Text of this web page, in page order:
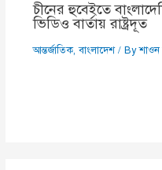
চীনের হুবেইতে
ভিডিও বার্তায় রাষ্ট্রদূত
আন্তর্জাতিক,বাংলাদেশ/ By